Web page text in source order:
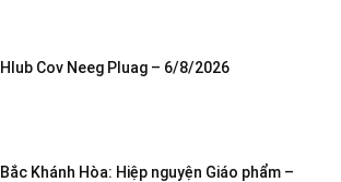
Hlub Cov Neeg Pluag – 6/8/2026
Bắc Khánh Hòa: Hiệp nguyện Giáo phẩm –